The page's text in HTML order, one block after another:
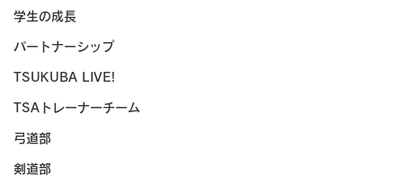
学生の成長
パートナーシップ
TSUKUBA LIVE!
TSAトレーナーチーム
弓道部
剣道部